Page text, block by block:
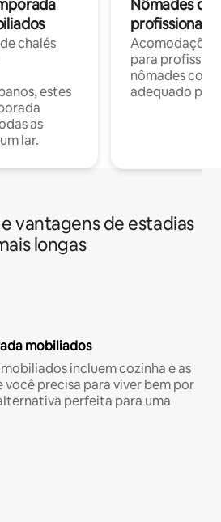
chalés
estes
as
lar.
Nômades
profissionais
para
nômades com
adequado
vantagens de estadias
longas
mobiliados
incluem cozinha e as
precisa para viver bem por
perfeita para uma